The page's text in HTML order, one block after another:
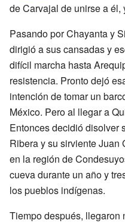
de Carvajal de unirse a él,
Pasando por Chayanta y
dirigió a sus cansadas y
difícil marcha hasta
resistencia. Pronto dejó
intención de tomar un
México. Pero al llegar a
Entonces decidió disolver
Ribera y su sirviente Juan
en la región de
cueva durante un año y
los pueblos indígenas.
Tiempo después, llegaron